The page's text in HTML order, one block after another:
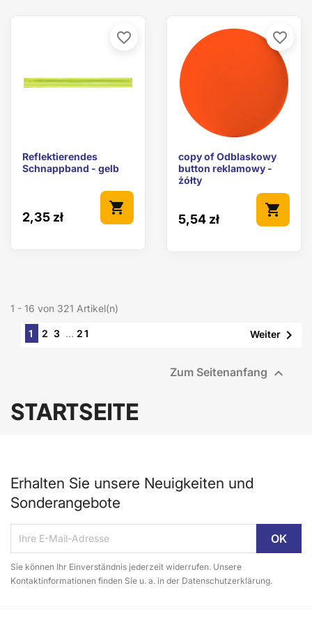
Reflektierendes
Schnappband - gelb
2,35 zł
shopping_cart
favorite_border
copy of Odblaskowy
button reklamowy -
żółty
5,54 zł
shopping_cart
favorite_border
1 - 16 von 321 Artikel(n)
1 2 3 … 21 Weiter 
Zum Seitenanfang 
STARTSEITE
Erhalten Sie unsere Neuigkeiten und
Sonderangebote
Sie können Ihr Einverständnis jederzeit widerrufen. Unsere
Kontaktinformationen finden Sie u. a. in der Datenschutzerklärung.